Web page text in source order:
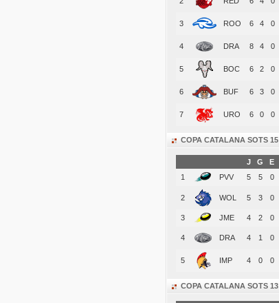
3 ROO 6 4 0
4 DRA 8 4 0
5 BOC 6 2 0
6 BUF 6 3 0
7 URO 6 0 0
COPA CATALANA SOTS 15
J G E
1
PVV 5 5 0
2 WOL 5 3 0
3 JME 4 2 0
4 DRA 4 1 0
5 IMP 4 0 0
COPA CATALANA SOTS 13